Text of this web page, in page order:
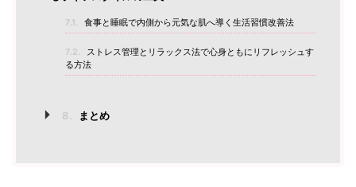
7.1. 食事と睡眠で内側から元気な肌へ導く生活習慣改善法
7.2.
ストレス管理とリラックス法で心身ともにリフレッシュす
る方法
8. まとめ